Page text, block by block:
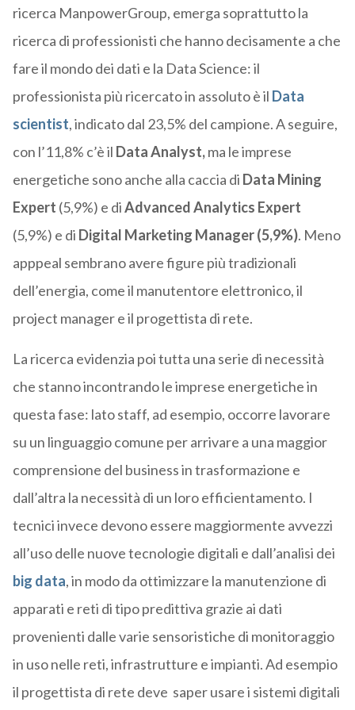
ricerca ManpowerGroup, emerga soprattutto la
ricerca di professionisti che hanno decisamente a che
fare il mondo dei dati e la Data Science: il
professionista più ricercato in assoluto è il Data
scientist, indicato dal 23,5% del campione. A seguire,
con l’11,8% c’è il Data Analyst,ma le imprese
energetiche sono anche alla caccia di Data Mining
Expert (5,9%) e diAdvanced Analytics Expert
(5,9%) e di Digital Marketing Manager (5,9%). Meno
apppeal sembrano avere figure più tradizionali
dell’energia, come il manutentore elettronico, il
project manager e il progettista di rete.
La ricerca evidenzia poi tutta una serie di necessità
che stanno incontrando le imprese energetiche in
questa fase: lato staff, ad esempio, occorre lavorare
su un linguaggio comune per arrivare a una maggior
comprensione del business in trasformazione e
dall’altra la necessità di un loro efficientamento. I
tecnici invece devono essere maggiormente avvezzi
all’uso delle nuove tecnologie digitali e dall’analisi dei
big data, in modo da ottimizzare la manutenzione di
apparati e reti di tipo predittiva grazie ai dati
provenienti dalle varie sensoristiche di monitoraggio
in uso nelle reti, infrastrutture e impianti. Ad esempio
il progettista di rete deve saper usare i sistemi digitali